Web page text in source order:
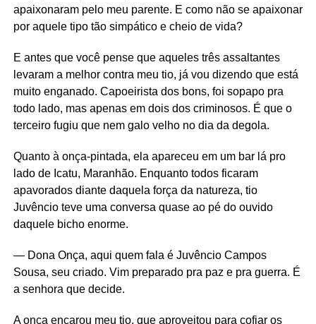
apaixonaram pelo meu parente. E como não se apaixonar
por aquele tipo tão simpático e cheio de vida?
E antes que você pense que aqueles três assaltantes
levaram a melhor contra meu tio, já vou dizendo que está
muito enganado. Capoeirista dos bons, foi sopapo pra
todo lado, mas apenas em dois dos criminosos. É que o
terceiro fugiu que nem galo velho no dia da degola.
Quanto à onça-pintada, ela apareceu em um bar lá pro
lado de Icatu, Maranhão. Enquanto todos ficaram
apavorados diante daquela força da natureza, tio
Juvêncio teve uma conversa quase ao pé do ouvido
daquele bicho enorme.
— Dona Onça, aqui quem fala é Juvêncio Campos
Sousa, seu criado. Vim preparado pra paz e pra guerra. É
a senhora que decide.
A onça encarou meu tio, que aproveitou para cofiar os